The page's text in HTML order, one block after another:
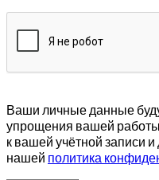
Ваши личные данные
упрощения вашей
к вашей учётной записи
нашей политика